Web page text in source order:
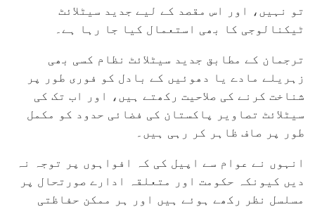
تو نہیں، اور اس مقصد کے لیے جدید سیٹلائٹ
ٹیکنالوجی کا بھی استعمال کیا جا رہا ہے۔
ترجمان کے مطابق جدید سیٹلائٹ نظام کسی بھی
زہریلے مادے یا دھوئیں کے بادل کو فوری طور پر
شناخت کرنے کی صلاحیت رکھتے ہیں، اور اب تک کی
سیٹلائٹ تصاویر پاکستان کی فضائی حدود کو مکمل
طور پر صاف ظاہر کر رہی ہیں۔
انہوں نے عوام سے اپیل کی کہ افواہوں پر توجہ نہ
دیں کیونکہ حکومت اور متعلقہ ادارے صورتحال پر
مسلسل نظر رکھے ہوئے ہیں اور ہر ممکن حفاظتی